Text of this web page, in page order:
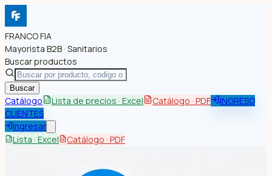
FRANCO FIA
Mayorista B2B · Sanitarios
Buscar productos
Buscar
Catálogo Lista de precios · Excel Catálogo · PDF
INGRESO
CLIENTES
Ingresar
Lista · Excel
Catálogo · PDF